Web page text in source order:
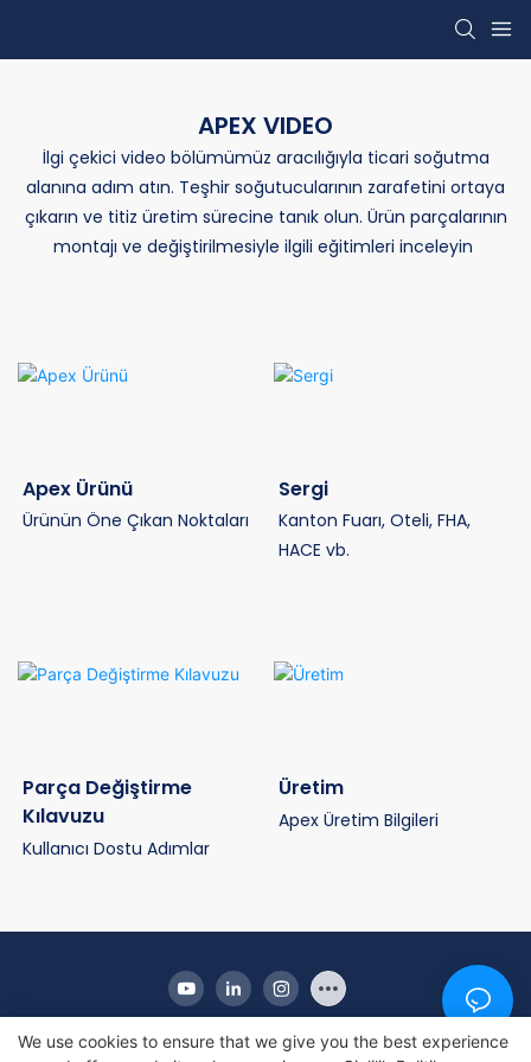
APEX VIDEO
İlgi çekici video bölümümüz aracılığıyla ticari soğutma
alanına adım atın. Teşhir soğutucularının zarafetini ortaya
çıkarın ve titiz üretim sürecine tanık olun. Ürün parçalarının
montajı ve değiştirilmesiyle ilgili eğitimleri inceleyin
Apex Ürünü
Ürünün Öne Çıkan Noktaları
Sergi
Kanton Fuarı, Oteli, FHA,
HACE vb.
Parça Değiştirme
Kılavuzu
Kullanıcı Dostu Adımlar
Üretim
Apex Üretim Bilgileri
We use cookies to ensure that we give you the best experience